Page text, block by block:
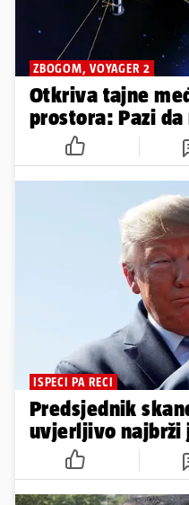
ZBOGOM, VOYAGER 2
Otkriva tajne
prostora: Pazi da
ISPECI PA RECI
Predsjednik
uvjerljivo najbrži